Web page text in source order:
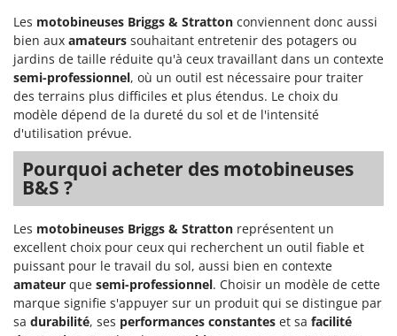
Les motobineuses Briggs & Stratton conviennent donc aussi
bien aux amateurs souhaitant entretenir des potagers ou
jardins de taille réduite qu'à ceux travaillant dans un contexte
semi-professionnel, où un outil est nécessaire pour traiter
des terrains plus difficiles et plus étendus. Le choix du
modèle dépend de la dureté du sol et de l'intensité
d'utilisation prévue.
Pourquoi acheter des motobineuses
B&S ?
Les motobineuses Briggs & Stratton représentent un
excellent choix pour ceux qui recherchent un outil fiable et
puissant pour le travail du sol, aussi bien en contexte
amateur que semi-professionnel. Choisir un modèle de cette
marque signifie s'appuyer sur un produit qui se distingue par
sa durabilité, ses performances constantes et sa facilité